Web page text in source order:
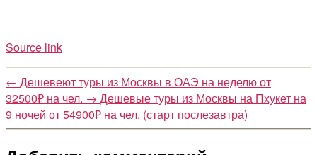
Source link
← Дешевеют туры из Москвы в ОАЭ на неделю от
32500₽ на чел. → Дешевые туры из Москвы на Пхукет на
9 ночей от 54900₽ на чел. (старт послезавтра)